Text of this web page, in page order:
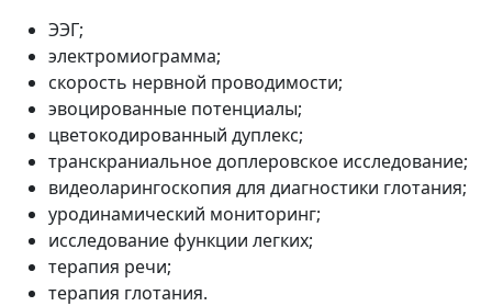
ЭЭГ;
электромиограмма;
скорость нервной проводимости;
эвоцированные потенциалы;
цветокодированный дуплекс;
транскраниальное доплеровское исследование;
видеоларингоскопия для диагностики глотания;
уродинамический мониторинг;
исследование функции легких;
терапия речи;
терапия глотания.